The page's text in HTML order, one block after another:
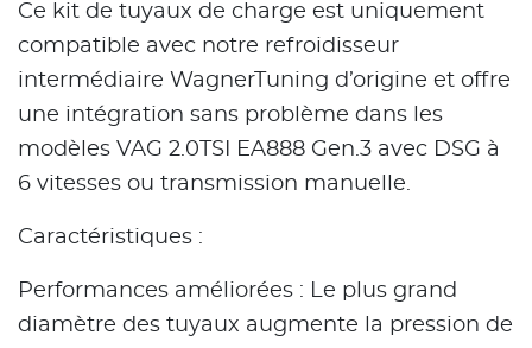
Ce kit de tuyaux de charge est uniquement
compatible avec notre refroidisseur
intermédiaire WagnerTuning d’origine et offre
une intégration sans problème dans les
modèles VAG 2.0TSI EA888 Gen.3 avec DSG à
6 vitesses ou transmission manuelle.
Caractéristiques :
Performances améliorées : Le plus grand
diamètre des tuyaux augmente la pression de